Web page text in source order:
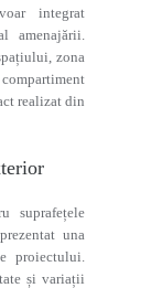
integrat
amenajării.
zona
realizat din
suprafețele
una
proiectului.
și variații